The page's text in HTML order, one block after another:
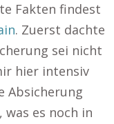
Fakten findest
. Zuerst dachte
sei nicht
hier intensiv
Absicherung
es noch in